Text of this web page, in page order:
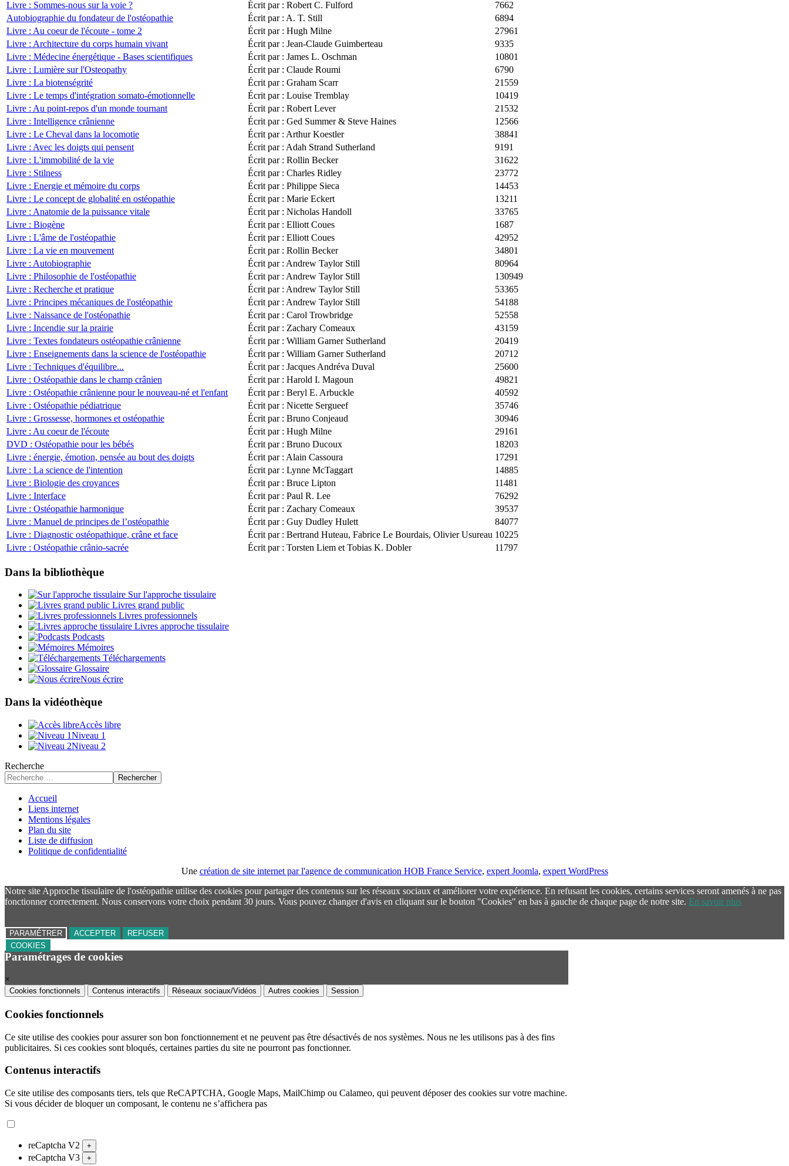
Livre : Sommes-nous sur la voie ?
Écrit par : Robert C. Fulford
7662
Autobiographie du fondateur de l'ostéopathie
Écrit par : A. T. Still
6894
Livre : Au coeur de l'écoute - tome 2
Écrit par : Hugh Milne
27961
Livre : Architecture du corps humain vivant
Écrit par : Jean-Claude Guimberteau
9335
Livre : Médecine énergétique - Bases scientifiques
Écrit par : James L. Oschman
10801
Livre : Lumière sur l'Osteopathy
Écrit par : Claude Roumi
6790
Livre : La biotenségrité
Écrit par : Graham Scarr
21559
Livre : Le temps d'intégration somato-émotionnelle
Écrit par : Louise Tremblay
10419
Livre : Au point-repos d'un monde tournant
Écrit par : Robert Lever
21532
Livre : Intelligence crânienne
Écrit par : Ged Summer & Steve Haines
12566
Livre : Le Cheval dans la locomotie
Écrit par : Arthur Koestler
38841
Livre : Avec les doigts qui pensent
Écrit par : Adah Strand Sutherland
9191
Livre : L'immobilité de la vie
Écrit par : Rollin Becker
31622
Livre : Stilness
Écrit par : Charles Ridley
23772
Livre : Energie et mémoire du corps
Écrit par : Philippe Sieca
14453
Livre : Le concept de globalité en ostéopathie
Écrit par : Marie Eckert
13211
Livre : Anatomie de la puissance vitale
Écrit par : Nicholas Handoll
33765
Livre : Biogène
Écrit par : Elliott Coues
1687
Livre : L'âme de l'ostéopathie
Écrit par : Elliott Coues
42952
Livre : La vie en mouvement
Écrit par : Rollin Becker
34801
Livre : Autobiographie
Écrit par : Andrew Taylor Still
80964
Livre : Philosophie de l'ostéopathie
Écrit par : Andrew Taylor Still
130949
Livre : Recherche et pratique
Écrit par : Andrew Taylor Still
53365
Livre : Principes mécaniques de l'ostéopathie
Écrit par : Andrew Taylor Still
54188
Livre : Naissance de l'ostéopathie
Écrit par : Carol Trowbridge
52558
Livre : Incendie sur la prairie
Écrit par : Zachary Comeaux
43159
Livre : Textes fondateurs ostéopathie crânienne
Écrit par : William Garner Sutherland
20419
Livre : Enseignements dans la science de l'ostéopathie
Écrit par : William Garner Sutherland
20712
Livre : Techniques d'équilibre...
Écrit par : Jacques Andréva Duval
25600
Livre : Ostéopathie dans le champ crânien
Écrit par : Harold I. Magoun
49821
Livre : Ostéopathie crânienne pour le nouveau-né et l'enfant
Écrit par : Beryl E. Arbuckle
40592
Livre : Ostéopathie pédiatrique
Écrit par : Nicette Sergueef
35746
Livre : Grossesse, hormones et ostéopathie
Écrit par : Bruno Conjeaud
30946
Livre : Au coeur de l'écoute
Écrit par : Hugh Milne
29161
DVD : Ostéopathie pour les bébés
Écrit par : Bruno Ducoux
18203
Livre : énergie, émotion, pensée au bout des doigts
Écrit par : Alain Cassoura
17291
Livre : La science de l'intention
Écrit par : Lynne McTaggart
14885
Livre : Biologie des croyances
Écrit par : Bruce Lipton
11481
Livre : Interface
Écrit par : Paul R. Lee
76292
Livre : Ostéopathie harmonique
Écrit par : Zachary Comeaux
39537
Livre : Manuel de principes de l’ostéopathie
Écrit par : Guy Dudley Hulett
84077
Livre : Diagnostic ostéopathique, crâne et face
Écrit par : Bertrand Huteau, Fabrice Le Bourdais, Olivier Usureau 10225
Livre : Ostéopathie crânio-sacrée
Écrit par : Torsten Liem et Tobias K. Dobler 11797
Dans la bibliothèque
Sur l'approche tissulaire
Livres grand public
Livres professionnels
Livres approche tissulaire
Podcasts
Mémoires
Téléchargements
Glossaire
Nous écrire
Dans la vidéothèque
Accès libre
Niveau 1
Niveau 2
Recherche
Rechercher
Accueil
Liens internet
Mentions légales
Plan du site
Liste de diffusion
Politique de confidentialité
Une création de site internet par l'agence de communication HOB France Service, expert Joomla, expert WordPress
Notre site Approche tissulaire de l'ostéopathie utilise des cookies pour partager des contenus sur les réseaux sociaux et améliorer votre expérience. En refusant les cookies, certains services seront amenés à ne pas
fonctionner correctement. Nous conservons votre choix pendant 30 jours. Vous pouvez changer d'avis en cliquant sur le bouton "Cookies" en bas à gauche de chaque page de notre site. En savoir plus
PARAMÉTRER ACCEPTER
REFUSER
COOKIES
Paramétrages de cookies
×
Cookies fonctionnels Contenus interactifs Réseaux sociaux/Vidéos Autres cookies Session
Cookies fonctionnels
Ce site utilise des cookies pour assurer son bon fonctionnement et ne peuvent pas être désactivés de nos systèmes. Nous ne les utilisons pas à des fins
publicitaires. Si ces cookies sont bloqués, certaines parties du site ne pourront pas fonctionner.
Contenus interactifs
Ce site utilise des composants tiers, tels que ReCAPTCHA, Google Maps, MailChimp ou Calameo, qui peuvent déposer des cookies sur votre machine.
Si vous décider de bloquer un composant, le contenu ne s’affichera pas
reCaptcha V2 +
reCaptcha V3 +